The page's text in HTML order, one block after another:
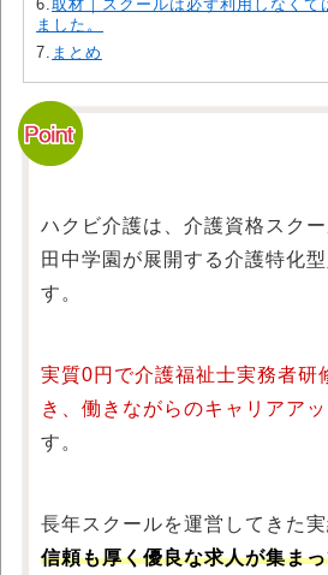
6.取材｜スクールは必ず利用しなくて
ました。
7. まとめ
ハクビ介護は、介護資格スク
田中学園が展開する介護特化
す。
実質0円で介護福祉士実務者研
き、働きながらのキャリアア
す。
長年スクールを運営してきた実
信頼も厚く優良な求人が集ま